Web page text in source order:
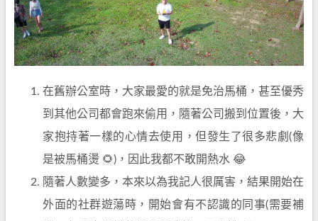
在舊辦公室時，大家最愛的就是免治馬桶，甚至優秀
到其他公司都會跑來偷用，隨著公司搬到位置後，大
家抱持著一樣的心情去使用，但發生了很多悲劇(像
是被馬桶燙 🌻)，因此我都不敢開熱水 😂
隨著人數變多，本來以為我記人很厲害，結果開始在
外面的社群遊蕩時，開始會有不認識的同事(需要補